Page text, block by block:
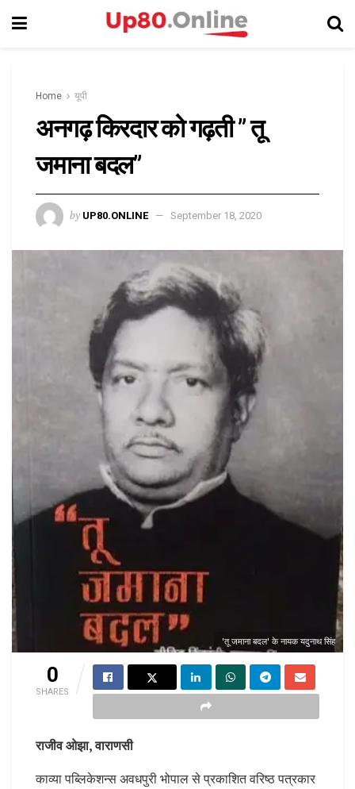
Home यूपी
अनगढ़ किरदार को गढ़ती ” तू
जमाना बदल”
by UP80.ONLINE September 18, 2020
'तू जमाना बदल' के नायक यदुनाथ सिंह
0
SHARES
राजीव ओझा, वाराणसी
काव्या पब्लिकेशन्स अवधपुरी भोपाल से प्रकाशित वरिष्ठ पत्रकार